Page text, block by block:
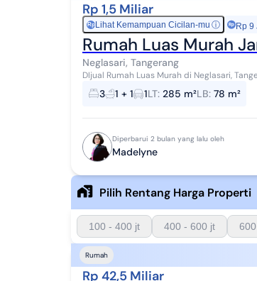
Rp 1,5 Miliar
RpLihat Kemampuan Cicilan-mu ⓘ Rp 9
Rumah Luas Murah
Neglasari, Tangerang
DIjual Rumah Luas Murah di Neglasari, Tangerang - Banten Lokasi Strategis
atau Kos Kosan (Karena lokasi dekat
3 1 + 1 1LT: 285 m²LB: 78 m²
Diperbarui 2 bulan yang lalu oleh
Madelyne
Pilih Rentang Harga Properti
100 - 400 jt 400 - 600 jt
Rumah
Rp 42,5 Miliar